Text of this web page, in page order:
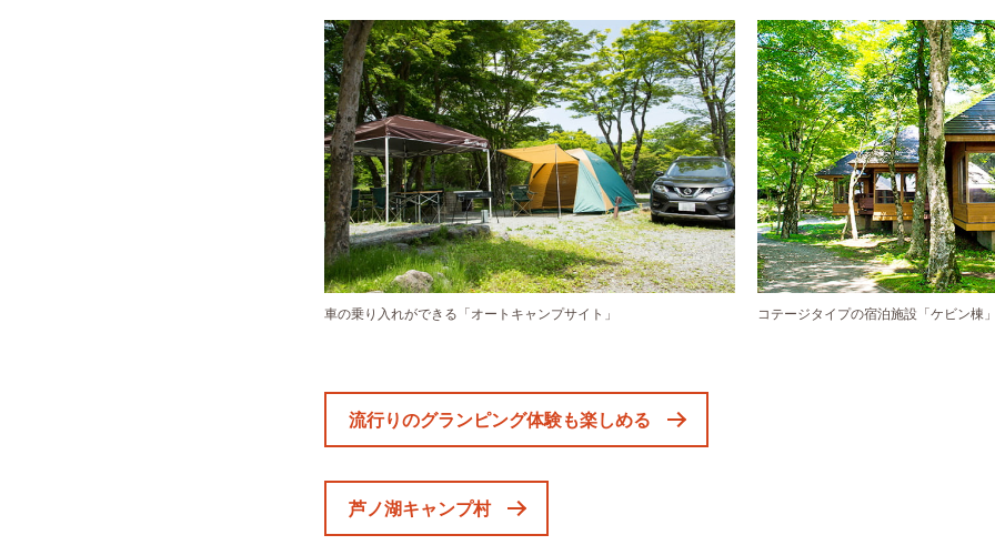
車の乗り入れができる「オートキャンプサイト」 コテージタイプの宿泊施設「ケビン棟
流行りのグランピング体験も楽しめる
芦ノ湖キャンプ村